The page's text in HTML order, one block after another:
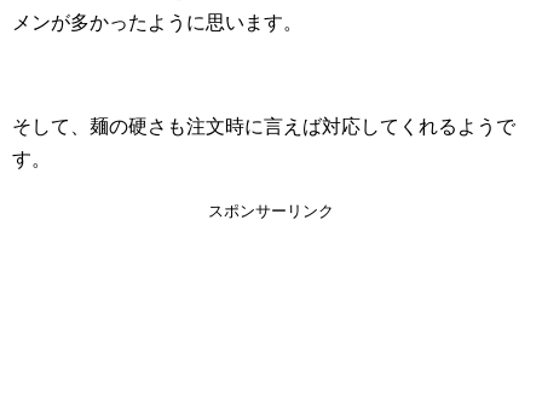
メンが多かったように思います。
そして、麺の硬さも注文時に言えば対応してくれるようで
す。
スポンサーリンク